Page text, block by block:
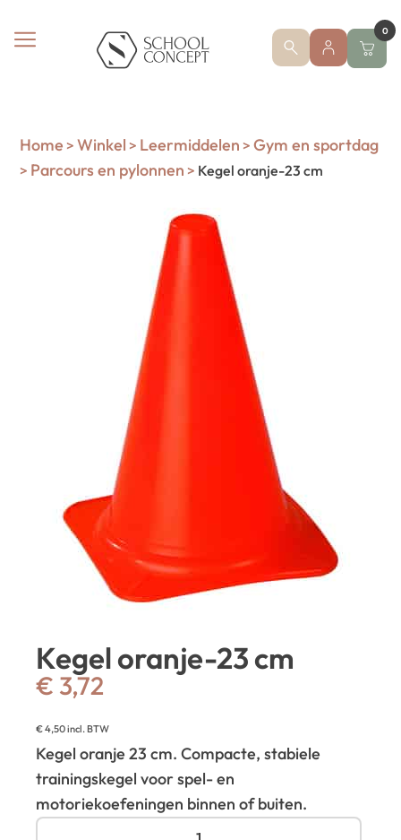
0
Home > Winkel > Leermiddelen > Gym en sportdag
> Parcours en pylonnen > Kegel oranje-23 cm
Kegel oranje-23 cm
€ 3,72
€4,50incl. BTW
Kegel oranje 23 cm. Compacte, stabiele
trainingskegel voor spel- en
motoriekoefeningen binnen of buiten.